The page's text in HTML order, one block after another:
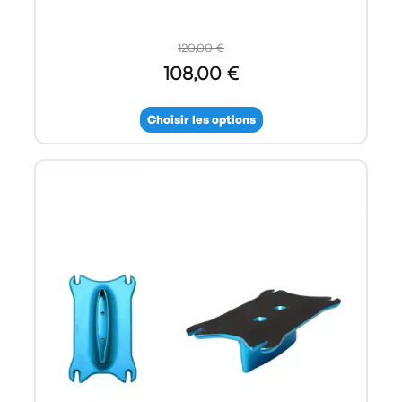
120,00 €
108,00 €
Choisir les options